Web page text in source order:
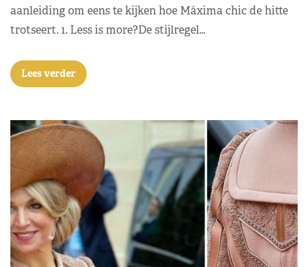
aanleiding om eens te kijken hoe Máxima chic de hitte
trotseert. 1. Less is more?De stijlregel…
Lees verder